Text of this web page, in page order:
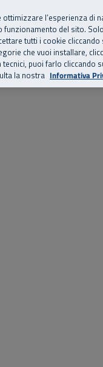
della disabilità
Storie, news ed
l’esperienza di
del sito.
tutti i cookie cliccando
che vuoi installare,
puoi farlo cliccando
la nostra Informativa